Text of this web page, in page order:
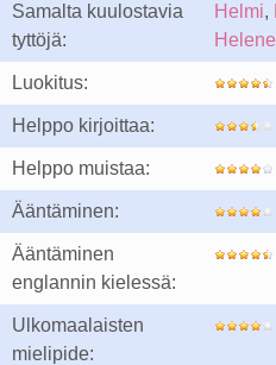
Samalta kuulostavia
tyttöjä:
Helmi,
Helene
Luokitus:
Helppo kirjoittaa:
Helppo muistaa:
Ääntäminen:
Ääntäminen
englannin kielessä:
Ulkomaalaisten
mielipide: